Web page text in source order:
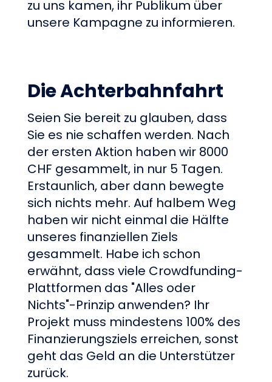
zu uns kamen, ihr Publikum über
unsere Kampagne zu informieren.
Die Achterbahnfahrt
Seien Sie bereit zu glauben, dass
Sie es nie schaffen werden. Nach
der ersten Aktion haben wir 8000
CHF gesammelt, in nur 5 Tagen.
Erstaunlich, aber dann bewegte
sich nichts mehr. Auf halbem Weg
haben wir nicht einmal die Hälfte
unseres finanziellen Ziels
gesammelt. Habe ich schon
erwähnt, dass viele Crowdfunding-
Plattformen das "Alles oder
Nichts"-Prinzip anwenden? Ihr
Projekt muss mindestens 100% des
Finanzierungsziels erreichen, sonst
geht das Geld an die Unterstützer
zurück.